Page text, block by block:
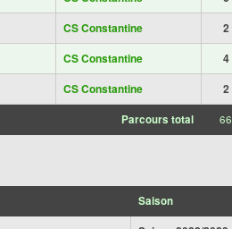
CS Constantine 2
CS Constantine 4
CS Constantine 2
Parcours total 66
Saison